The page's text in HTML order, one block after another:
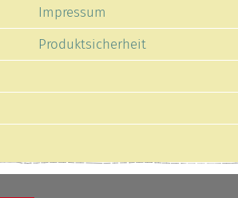
Impressum
Produktsicherheit